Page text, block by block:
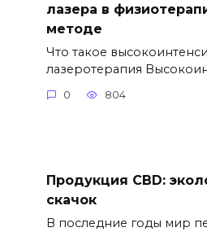
лазера в
методе
Что такое
лазеротерапия
0 804
Продукция CBD:
скачок
В последние годы мир